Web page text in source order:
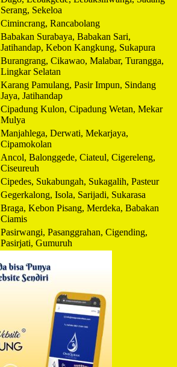
Serang, Sekeloa
Cimincrang, Rancabolang
Babakan Surabaya, Babakan Sari,
Jatihandap, Kebon Kangkung, Sukapura
Burangrang, Cikawao, Malabar, Turangga,
Lingkar Selatan
Karang Pamulang, Pasir Impun, Sindang
Jaya, Jatihandap
Cipadung Kulon, Cipadung Wetan, Mekar
Mulya
Manjahlega, Derwati, Mekarjaya,
Cipamokolan
Ancol, Balonggede, Ciateul, Cigereleng,
Ciseureuh
Cipedes, Sukabungah, Sukagalih, Pasteur
Gegerkalong, Isola, Sarijadi, Sukarasa
Braga, Kebon Pisang, Merdeka, Babakan
Ciamis
Pasirwangi, Pasanggrahan, Cigending,
Pasirjati, Gumuruh